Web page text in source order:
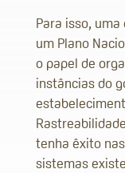
Para isso,
um Plano
o papel de
instâncias do
tenha êxito
sistemas